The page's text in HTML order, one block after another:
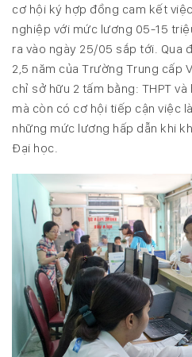
cơ hội ký hợp đồng cam kết
nghiệp với mức lương 05-15
ra vào ngày 25/05 sắp tới. Qua
2,5 năm của Trường Trung cấp
chỉ sở hữu 2 tấm bằng: THPT
mà còn có cơ hội tiếp cận việc
những mức lương hấp dẫn khi
Đại học.